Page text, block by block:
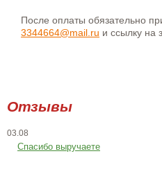
После оплаты обязательно
3344664@mail.ru и ссылку на
Отзывы
03.08
Спасибо выручаете